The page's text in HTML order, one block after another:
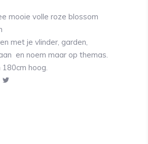
mooie volle roze blossom
met je vlinder, garden,
en noem maar op themas.
hoog.